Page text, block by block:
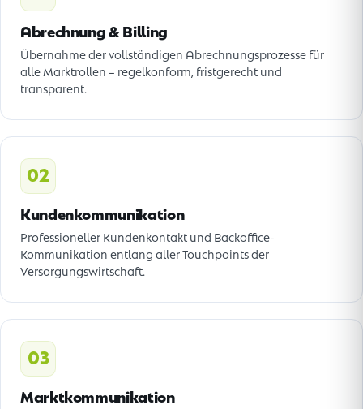
Abrechnung & Billing
Übernahme der vollständigen Abrechnungsprozesse für
alle Marktrollen – regelkonform, fristgerecht und
transparent.
02
Kundenkommunikation
Professioneller Kundenkontakt und Backoffice-
Kommunikation entlang aller Touchpoints der
Versorgungswirtschaft.
03
Marktkommunikation